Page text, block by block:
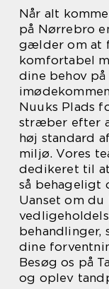
Når alt
på Nørrebro
gælder om at
komfortabel
dine behov
Nuuks Plads
stræber efter
høj standard
miljø. Vores
dedikeret til
så behageligt
Uanset om
behandlinger,
dine
Besøg os på
og oplev